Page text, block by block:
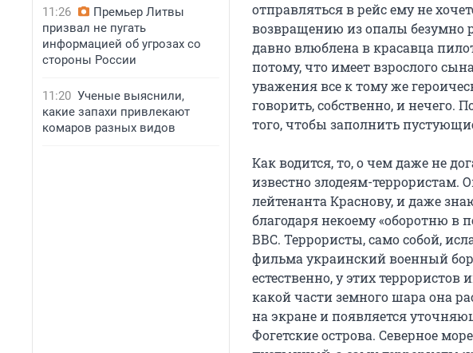
11:26
Премьер Литвы
призвал не пугать
информацией об угрозах со
стороны России
11:20 Ученые выяснили,
какие запахи привлекают
комаров разных видов
отправляться в рейс ему не
возвращению из опалы безумно
давно влюблена в красавца
потому, что имеет взрослого
уважения все к тому же
говорить, собственно, и
того, чтобы заполнить
Как водится, то, о чем даже не
известно злодеям-террористам.
лейтенанта Краснову, и даже
благодаря некоему «оборотню в
ВВС. Террористы, само собой,
фильма украинский военный
естественно, у этих террористов
какой части земного шара она
на экране и появляется
Фогетские острова. Северное